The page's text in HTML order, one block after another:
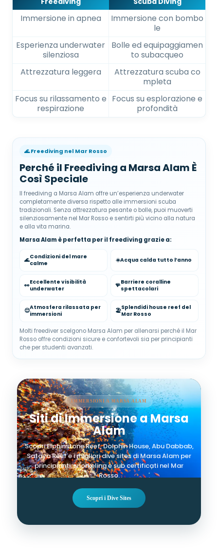
Immersione in apnea
Immersione con bombo
le
Esperienza underwater
silenziosa
Bolle ed equipaggiamen
to subacqueo
Attrezzatura leggera
Attrezzatura scuba co
mpleta
Focus su rilassamento e
respirazione
Focus su esplorazione e
profondità
🌊 Freediving nel Mar Rosso
Perché il Freediving a Marsa Alam È
Così Speciale
Il freediving a Marsa Alam offre un’esperienza underwater
completamente diversa rispetto alle immersioni scuba
tradizionali. Senza attrezzatura pesante o bolle, puoi muoverti
silenziosamente nel Mar Rosso e sentirti più vicino alla natura
e alla vita marina.
Marsa Alam è perfetta per il freediving grazie a:
🌊Condizioni del mare
calme
☀️Acqua calda tutto l’anno
👀Eccellente visibilità
underwater
🪸Barriere coralline
spettacolari
😌Atmosfera rilassata per
immersioni
🏖️Splendidi house reef del
Mar Rosso
Molti freediver scelgono Marsa Alam per allenarsi perché il Mar
Rosso offre condizioni sicure e confortevoli sia per principianti
che per studenti avanzati.
IMMERSIONI A MARSA ALAM
Siti di Immersione a Marsa
Alam
Scopri Elphinstone Reef, Dolphin House, Abu Dabbab,
Sataya Reef e i migliori dive sites di Marsa Alam per
principianti, snorkeling e sub certificati nel Mar
Rosso.
Scopri i Dive Sites